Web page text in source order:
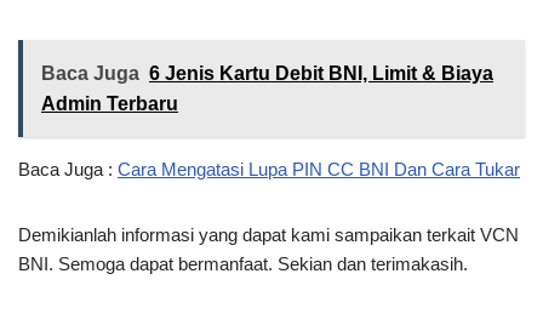
Baca Juga 6 Jenis Kartu Debit BNI, Limit & Biaya
Admin Terbaru
Baca Juga : Cara Mengatasi Lupa PIN CC BNI Dan Cara Tukar
Demikianlah informasi yang dapat kami sampaikan terkait VCN
BNI. Semoga dapat bermanfaat. Sekian dan terimakasih.